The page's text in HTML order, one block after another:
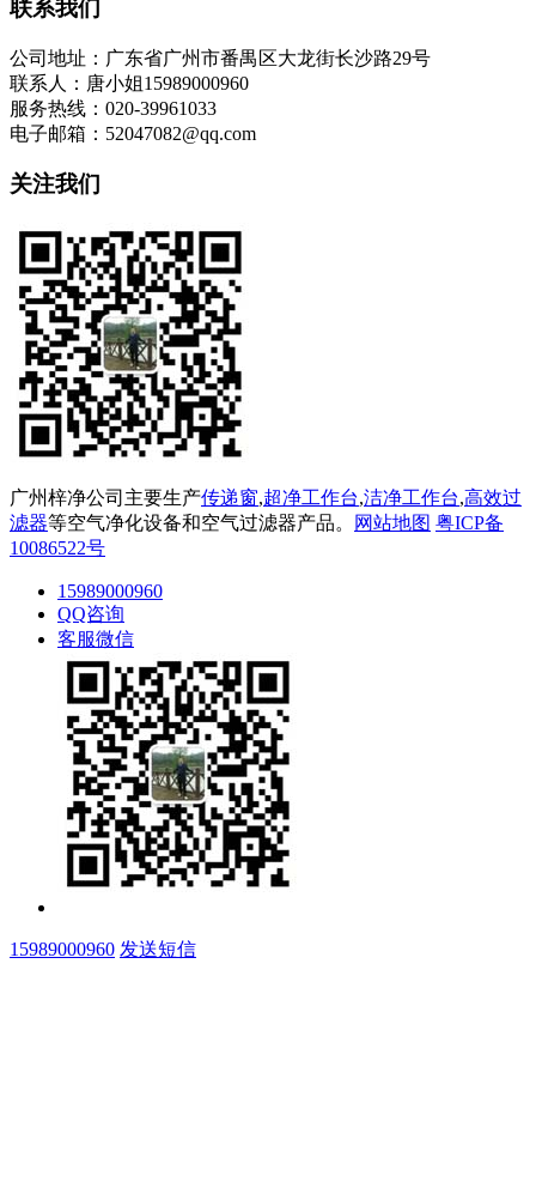
联系我们
公司地址：广东省广州市番禺区大龙街长沙路29号
联系人：唐小姐15989000960
服务热线：020-39961033
电子邮箱：52047082@qq.com
关注我们
广州梓净公司主要生产传递窗,超净工作台,洁净工作台,高效过
滤器等空气净化设备和空气过滤器产品。 网站地图 粤ICP备
10086522号
15989000960
QQ咨询
客服微信
15989000960 发送短信